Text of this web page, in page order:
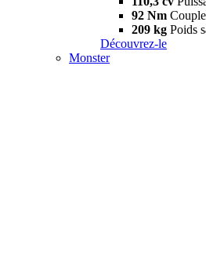
92 Nm Couple
209 kg Poids
Découvrez-le
Monster